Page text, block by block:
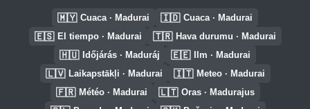
🇲🇾 Cuaca · Madurai 🇮🇩 Cuaca · Madurai
🇪🇸 El tiempo · Madurai 🇹🇷 Hava durumu · Madurai
🇭🇺 Időjárás · Maduráj 🇪🇪 Ilm · Madurai
🇱🇻 Laikapstākļi · Madurai 🇮🇹 Meteo · Madurai
🇫🇷 Météo · Madurai 🇱🇹 Oras · Madurajus